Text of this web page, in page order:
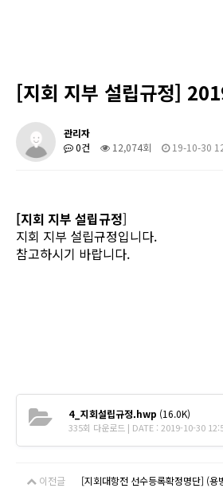
[지회 지부 설립규정]
관리자
0건
12,074회 19-10-30
[지회 지부 설립규정]
지회 지부 설립규정입니다.
참고하시기 바랍니다.
4_지회설립규정.hwp (16.0K)
335회 다운로드 | DATE : 2019-10-30
이전글 [지회대항전 선수등록확정명단] (용